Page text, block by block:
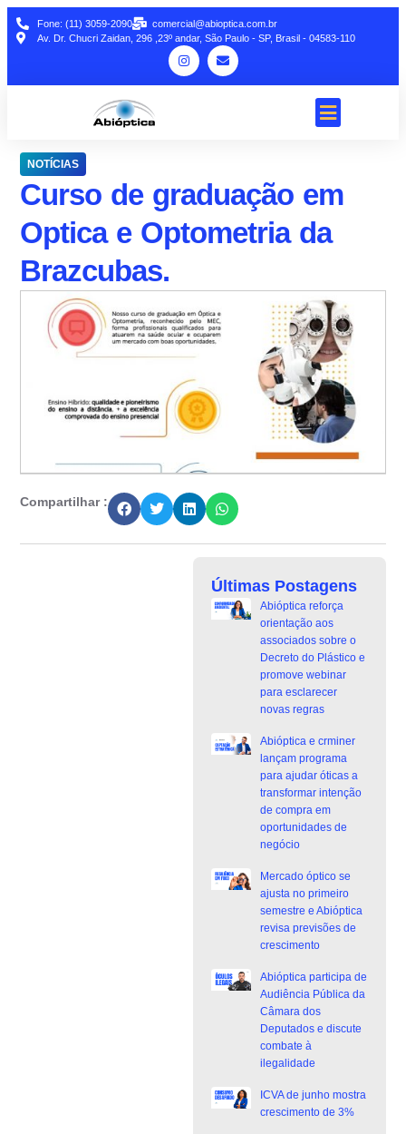
Fone: (11) 3059-2090
comercial@abioptica.com.br
Av. Dr. Chucri Zaidan, 296 ,23º andar, São Paulo - SP, Brasil - 04583-110
NOTÍCIAS
Curso de graduação em
Optica e Optometria da
Brazcubas.
Compartilhar :
Últimas Postagens
Abióptica reforça
orientação aos
associados sobre o
Decreto do Plástico e
promove webinar
para esclarecer
novas regras
Abióptica e crminer
lançam programa
para ajudar óticas a
transformar intenção
de compra em
oportunidades de
negócio
Mercado óptico se
ajusta no primeiro
semestre e Abióptica
revisa previsões de
crescimento
Abióptica participa de
Audiência Pública da
Câmara dos
Deputados e discute
combate à
ilegalidade
ICVA de junho mostra
crescimento de 3%